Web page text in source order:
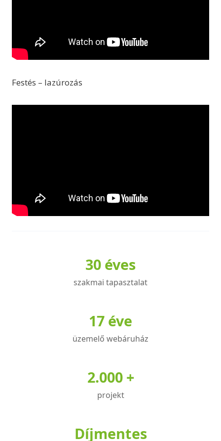
Festés – lazúrozás
30 éves
szakmai tapasztalat
17 éve
üzemelő webáruház
2.000 +
projekt
Díjmentes